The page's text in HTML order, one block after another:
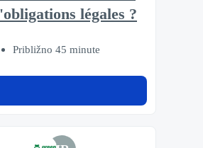
légales ?
Približno 45 minute